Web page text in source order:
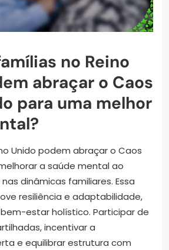
no Reino
abraçar o Caos
para uma melhor
Unido podem abraçar o Caos
a saúde mental ao
dinâmicas familiares. Essa
resiliência e adaptabilidade,
estar holístico. Participar de
incentivar a
e equilibrar estrutura com